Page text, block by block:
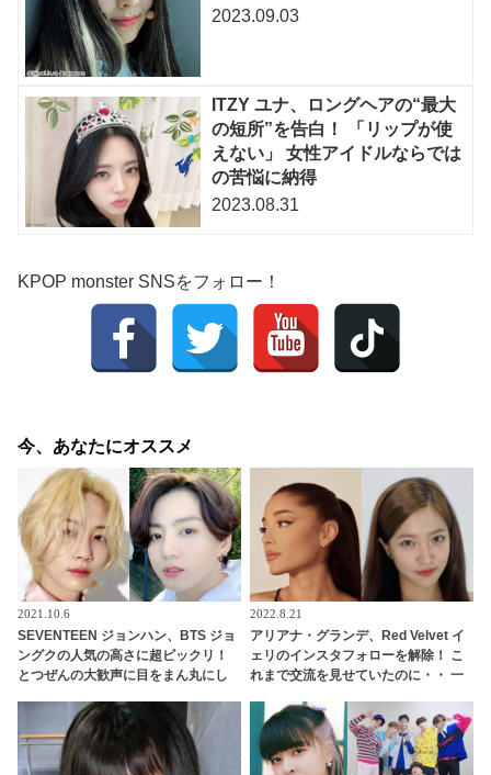
2023.09.03
ITZY ユナ、ロングヘアの“最大
の短所”を告白！ 「リップが使
えない」 女性アイドルならでは
の苦悩に納得
2023.08.31
KPOP monster SNSをフォロー！
今、あなたにオススメ
2021.10.6
SEVENTEEN ジョンハン、BTS ジョ
ングクの人気の高さに超ビックリ！
とつぜんの大歓声に目をまん丸にし
いたジョンハンのかわいすぎるリア
クションにくぎづけ
2022.8.21
アリアナ・グランデ、Red Velvet イ
ェリのインスタフォローを解除！ こ
れまで交流を見せていたのに・・ 一